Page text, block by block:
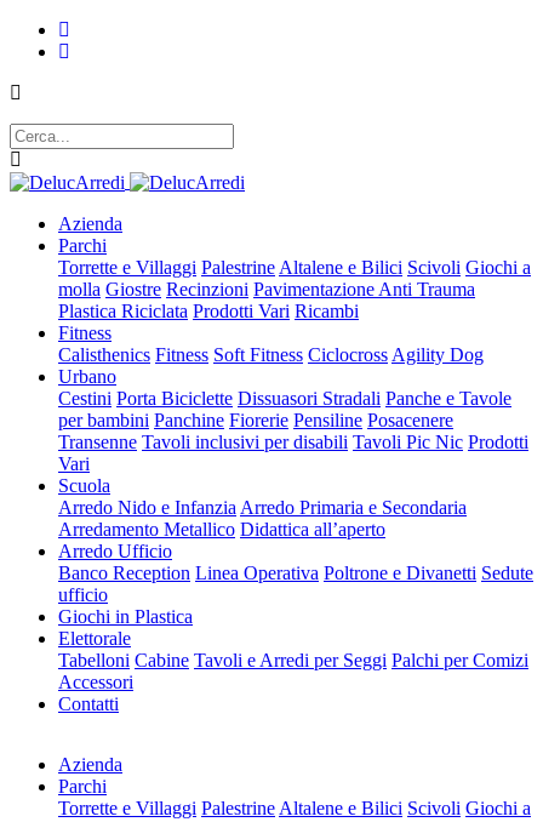
Azienda
Parchi
Torrette e Villaggi Palestrine Altalene e Bilici Scivoli Giochi a
molla Giostre Recinzioni Pavimentazione Anti Trauma
Plastica Riciclata Prodotti Vari Ricambi
Fitness
Calisthenics Fitness Soft Fitness Ciclocross Agility Dog
Urbano
Cestini Porta Biciclette Dissuasori Stradali Panche e Tavole
per bambini Panchine Fiorerie Pensiline Posacenere
Transenne Tavoli inclusivi per disabili Tavoli Pic Nic Prodotti
Vari
Scuola
Arredo Nido e Infanzia Arredo Primaria e Secondaria
Arredamento Metallico Didattica all’aperto
Arredo Ufficio
Banco Reception Linea Operativa Poltrone e Divanetti Sedute
ufficio
Giochi in Plastica
Elettorale
Tabelloni Cabine Tavoli e Arredi per Seggi Palchi per Comizi
Accessori
Contatti
Azienda
Parchi
Torrette e Villaggi Palestrine Altalene e Bilici Scivoli Giochi a